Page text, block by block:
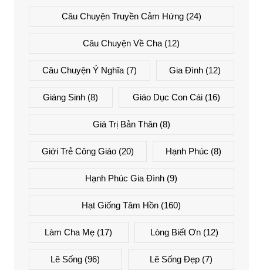
Câu Chuyện Truyền Cảm Hứng(24)
Câu Chuyện Về Cha (12)
Câu Chuyện Ý Nghĩa(7) Gia Đình (12)
Giáng Sinh (8) Giáo Dục Con Cái(16)
Giá Trị Bản Thân(8)
Giới Trẻ Công Giáo(20) Hạnh Phúc (8)
Hạnh Phúc Gia Đình (9)
Hạt Giống Tâm Hồn (160)
Làm Cha Mẹ (17) Lòng Biết Ơn(12)
Lẽ Sống (96) Lẽ Sống Đẹp(7)